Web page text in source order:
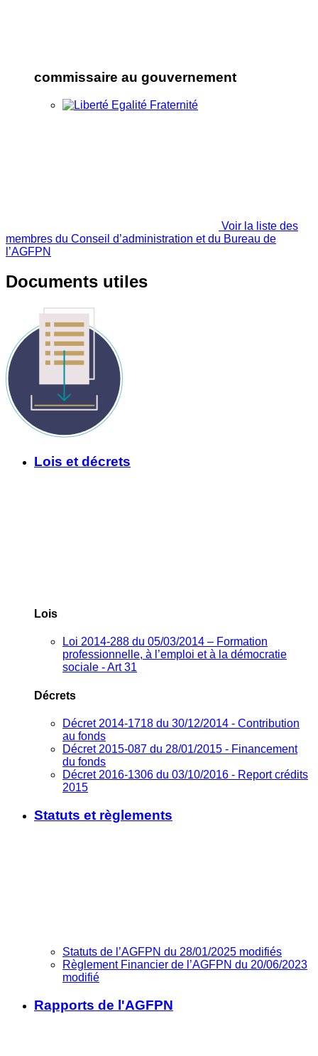
commissaire au gouvernement
Voir la liste des
membres du Conseil d’administration et du Bureau de
l’AGFPN
Documents utiles
Lois et décrets
Lois
Loi 2014-288 du 05/03/2014 – Formation
professionnelle, à l’emploi et à la démocratie
sociale - Art 31
Décrets
Décret 2014-1718 du 30/12/2014 - Contribution
au fonds
Décret 2015-087 du 28/01/2015 - Financement
du fonds
Décret 2016-1306 du 03/10/2016 - Report crédits
2015
Statuts et règlements
Statuts de l’AGFPN du 28/01/2025 modifiés
Règlement Financier de l’AGFPN du 20/06/2023
modifié
Rapports de l'AGFPN